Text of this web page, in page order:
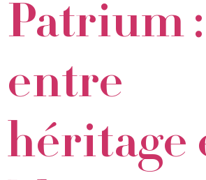
Patrium :
entre
héritage